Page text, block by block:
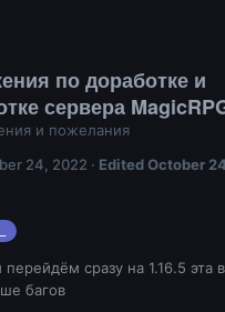
по доработке и
сервера
и пожелания
24, 2022 · EditedOctober
сразу на 1.16.5 эта
багов